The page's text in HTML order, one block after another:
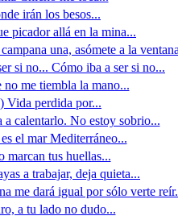
irán los besos...
picador allá en la mina...
una, asómete a la
si no... Cómo iba a ser si no...
me tiembla la mano...
Vida perdida por...
calentarlo. No estoy sobrio...
el mar Mediterráneo...
tus huellas...
a trabajar, deja quieta...
me dará igual por sólo verte
a tu lado no dudo...